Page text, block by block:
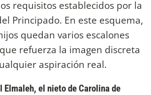
requisitos establecidos por la
Principado. En este esquema,
quedan varios escalones
refuerza la imagen discreta
aspiración real.
Elmaleh, el nieto de Carolina de